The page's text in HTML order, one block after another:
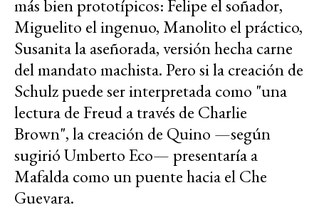
más bien prototípicos: Felipe el soñador,
Miguelito el ingenuo, Manolito el práctico,
Susanita la aseñorada, versión hecha carne
del mandato machista. Pero si la creación de
Schulz puede ser interpretada como "una
lectura de Freud a través de Charlie
Brown", la creación de Quino —según
sugirió Umberto Eco— presentaría a
Mafalda como un puente hacia el Che
Guevara.